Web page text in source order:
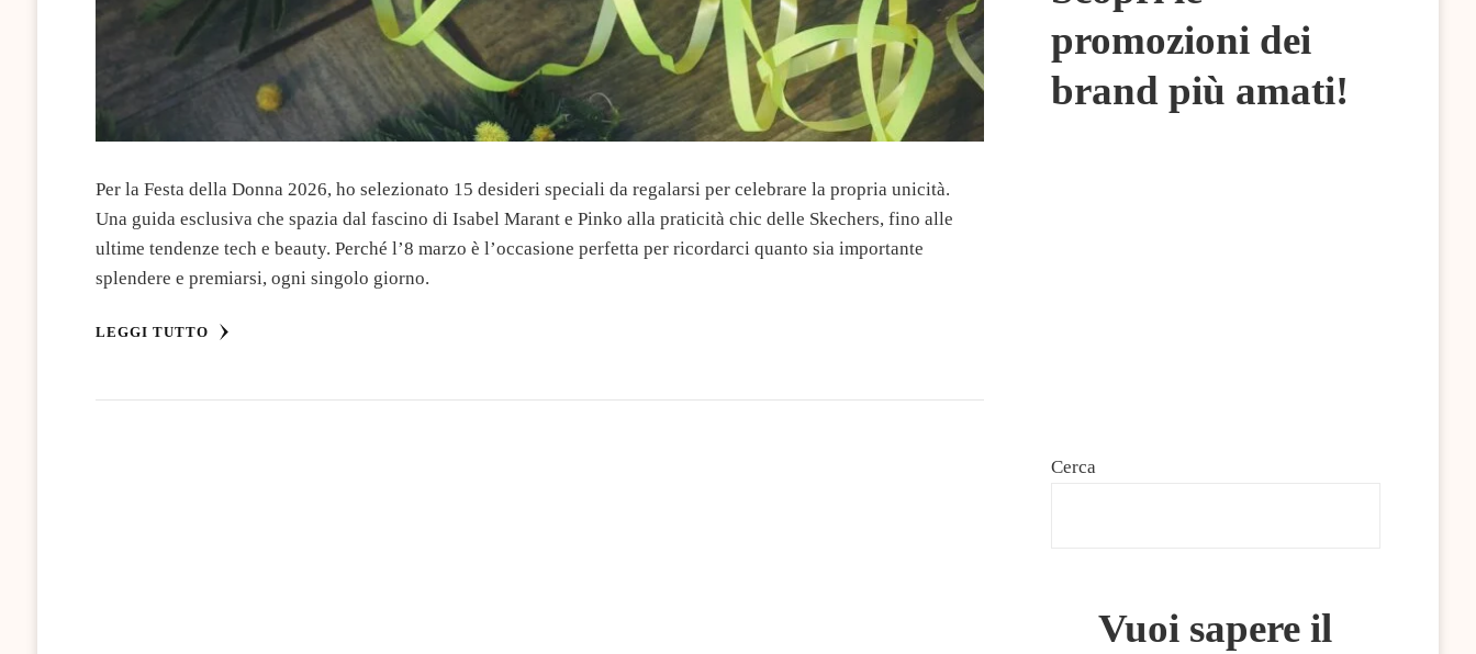
Per la Festa della Donna 2026, ho selezionato 15 desideri speciali da regalarsi per celebrare la propria unicità.
Una guida esclusiva che spazia dal fascino di Isabel Marant e Pinko alla praticità chic delle Skechers, fino alle
ultime tendenze tech e beauty. Perché l’8 marzo è l’occasione perfetta per ricordarci quanto sia importante
splendere e premiarsi, ogni singolo giorno.
LEGGI TUTTO
promozioni dei
brand più amati!
Cerca
Vuoi sapere il